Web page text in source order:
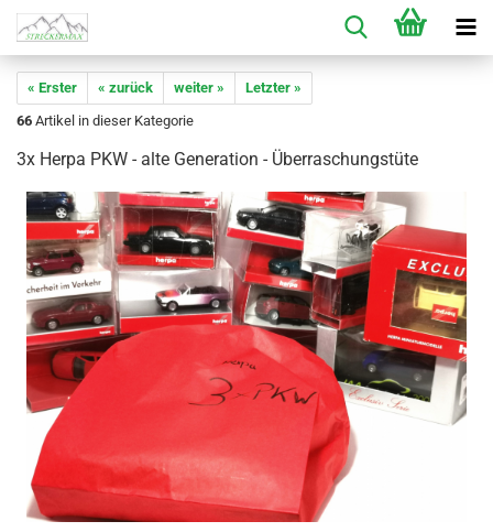
« Erster « zurück weiter »
Letzter »
66 Artikel in dieser Kategorie
3x Herpa PKW - alte Generation - Überraschungstüte